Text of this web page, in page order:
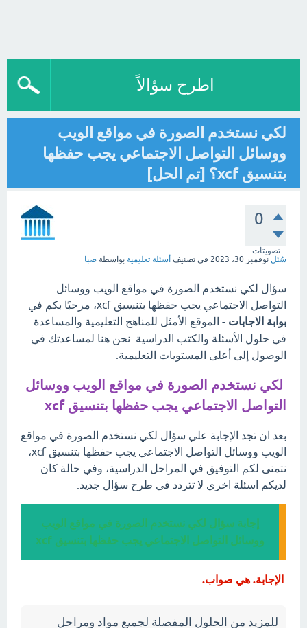
اطرح سؤالاً
لكي نستخدم الصورة في مواقع الويب
ووسائل التواصل الاجتماعي يجب حفظها
بتنسيق xcf؟ [تم الحل]
0
تصويتات
سُئل نوفمبر 30، 2023 في تصنيف أسئلة تعليمية بواسطة صبا
سؤال لكي نستخدم الصورة في مواقع الويب ووسائل
التواصل الاجتماعي يجب حفظها بتنسيق xcf، مرحبًا بكم في
بوابة الاجابات - الموقع الأمثل للمناهج التعليمية والمساعدة
في حلول الأسئلة والكتب الدراسية. نحن هنا لمساعدتك في
الوصول إلى أعلى المستويات التعليمية.
لكي نستخدم الصورة في مواقع الويب ووسائل
التواصل الاجتماعي يجب حفظها بتنسيق xcf
بعد ان تجد الإجابة علي سؤال لكي نستخدم الصورة في مواقع
الويب ووسائل التواصل الاجتماعي يجب حفظها بتنسيق xcf،
نتمنى لكم التوفيق في المراحل الدراسية، وفي حالة كان
لديكم اسئلة اخري لا تتردد في طرح سؤال جديد.
إجابة سؤال لكي نستخدم الصورة في مواقع الويب
ووسائل التواصل الاجتماعي يجب حفظها بتنسيق xcf
الإجابة. هي صواب.
للمزيد من الحلول المفصلة لجميع مواد ومراحل